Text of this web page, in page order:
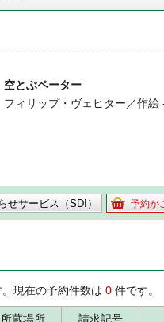
空とぶペーター
フィリップ・ヴェヒター／作
せサービス（SDI） 予約か
現在の予約件数は 0 件です。
所蔵場所 請求記号